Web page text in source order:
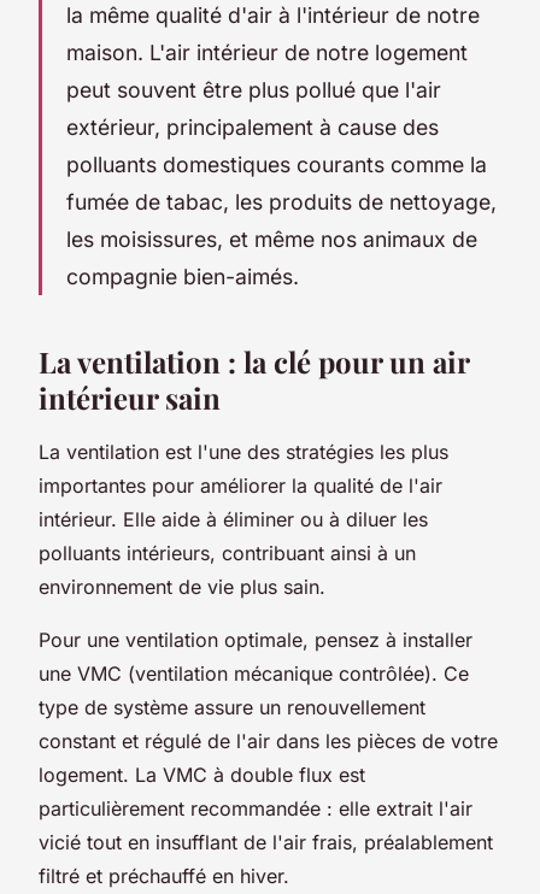
la même qualité d'air à l'intérieur de notre
maison. L'air intérieur de notre logement
peut souvent être plus pollué que l'air
extérieur, principalement à cause des
polluants domestiques courants comme la
fumée de tabac, les produits de nettoyage,
les moisissures, et même nos animaux de
compagnie bien-aimés.
La ventilation : la clé pour un air
intérieur sain
La ventilation est l'une des stratégies les plus
importantes pour améliorer la qualité de l'air
intérieur. Elle aide à éliminer ou à diluer les
polluants intérieurs, contribuant ainsi à un
environnement de vie plus sain.
Pour une ventilation optimale, pensez à installer
une VMC (ventilation mécanique contrôlée). Ce
type de système assure un renouvellement
constant et régulé de l'air dans les pièces de votre
logement. La VMC à double flux est
particulièrement recommandée : elle extrait l'air
vicié tout en insufflant de l'air frais, préalablement
filtré et préchauffé en hiver.